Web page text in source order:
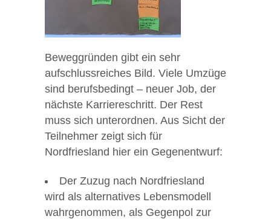
Beweggründen gibt ein sehr
aufschlussreiches Bild. Viele Umzüge
sind berufsbedingt – neuer Job, der
nächste Karriereschritt. Der Rest
muss sich unterordnen. Aus Sicht der
Teilnehmer zeigt sich für
Nordfriesland hier ein Gegenentwurf:
Der Zuzug nach Nordfriesland
wird als alternatives Lebensmodell
wahrgenommen, als Gegenpol zur